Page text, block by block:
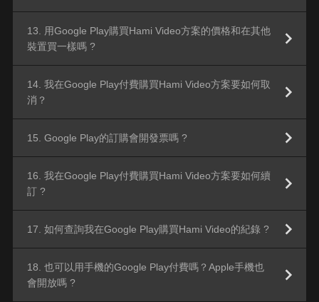
13. 用Google Play購買Hami Video方案的價格和在其他
裝置買一樣嗎 ?
14. 我在Google Play付費購買Hami Video方案要如何取
消？
15. Google Play的訂購會開發票嗎 ?
16. 我在Google Play付費購買Hami Video方案要如何續
訂 ?
17. 如何查詢我在Google Play購買Hami Video的紀錄 ?
18. 也可以用手機的Google Play付費嗎？Apple手機也
會開放嗎 ?